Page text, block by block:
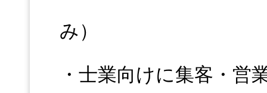
み）
・士業向けに集客・営